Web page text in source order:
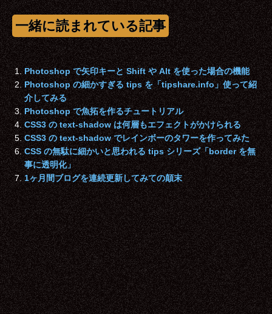
一緒に読まれている記事
Photoshop で矢印キーと Shift や Alt を使った場合の機能
Photoshop の細かすぎる tips を「tipshare.info」使って紹
介してみる
Photoshop で魚拓を作るチュートリアル
CSS3 の text-shadow は何層もエフェクトがかけられる
CSS3 の text-shadow でレインボーのタワーを作ってみた
CSS の無駄に細かいと思われる tips シリーズ「border を無
事に透明化」
1ヶ月間ブログを連続更新してみての顛末